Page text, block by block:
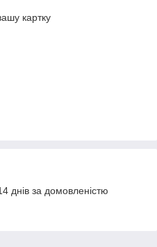
картку
днів за домовленістю